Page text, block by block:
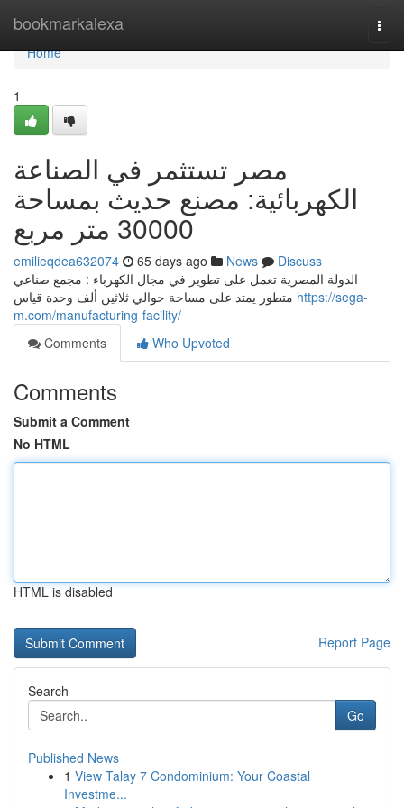
bookmarkalexa
Home
Home
1
مصر تستثمر في الصناعة
الكهربائية: مصنع حديث بمساحة
30000 متر مربع
emilieqdea632074 65 days ago News
Discuss
الدولة المصرية تعمل على تطوير في مجال الكهرباء : مجمع صناعي
https://sega-
m.com/manufacturing-facility/
Comments
Who Upvoted
Comments
Submit a Comment
No HTML
HTML is disabled
Report Page
Search
Go
Published News
1 View Talay 7 Condominium: Your Coastal
Investme...